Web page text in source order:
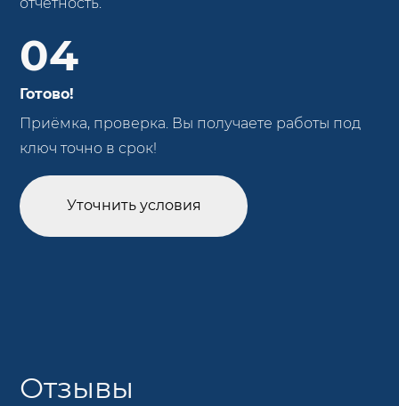
04
Готово!
Приёмка, проверка. Вы получаете работы под
ключ точно в срок!
Уточнить условия
Отзывы